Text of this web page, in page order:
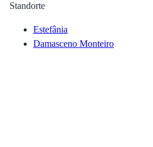
Standorte
Estefânia
Damasceno Monteiro